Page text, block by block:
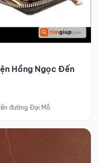
Hồng Ngọc Đến
đường Đại Mỗ